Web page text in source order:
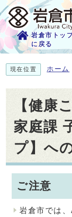
岩倉市トッ
に戻る
現在位置 ホーム
【健康
家庭課
プ】へ
ご注意
岩倉市では